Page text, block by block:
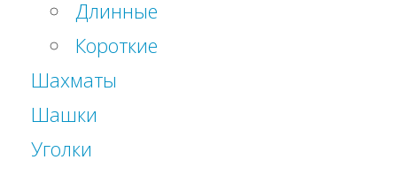
Длинные
Короткие
Шахматы
Шашки
Уголки